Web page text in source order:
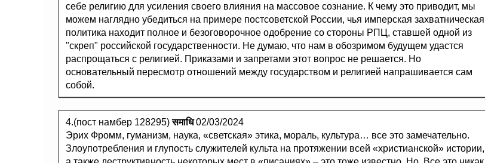
себе религию для усиления своего влияния на массовое сознание. К чему это приводит, мы
можем наглядно убедиться на примере постсоветской России, чья имперская захватническая
политика находит полное и безоговорочное одобрение со стороны РПЦ, ставшей одной из
"скреп" российской государственности. Не думаю, что нам в обозримом будущем удастся
распрощаться с религией. Приказами и запретами этот вопрос не решается. Но
основательный пересмотр отношений между государством и религией напрашивается сам
собой.
4.(пост намбер 128295)समाधि02/03/2024
Эрих Фромм, гуманизм, наука, «светская» этика, мораль, культура… все это замечательно.
Злоупотребления и глупость служителей культа на протяжении всей «христианской» истории,